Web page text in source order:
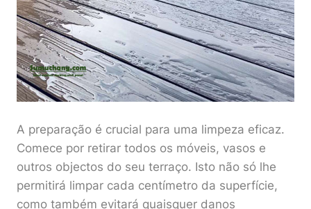
A preparação é crucial para uma limpeza eficaz.
Comece por retirar todos os móveis, vasos e
outros objectos do seu terraço. Isto não só lhe
permitirá limpar cada centímetro da superfície,
como também evitará quaisquer danos